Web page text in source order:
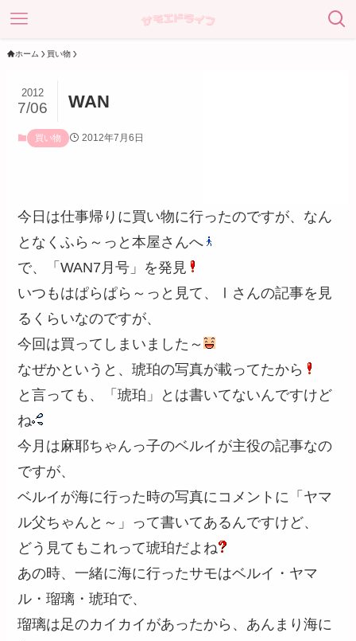
ホーム 買い物
WAN
2012
7/06
買い物 2012年7月6日
今日は仕事帰りに買い物に行ったのですが、なん
となくふら～っと本屋さんへ
で、「WAN7月号」を発見
いつもはぱらぱら～っと見て、Ⅰさんの記事を見
るくらいなのですが、
今回は買ってしまいました～
なぜかというと、琥珀の写真が載ってたから
と言っても、「琥珀」とは書いてないんですけど
ね
今月は麻耶ちゃんっ子のベルイが主役の記事なの
ですが、
ベルイが海に行った時の写真にコメントに「ヤマ
ル父ちゃんと～」って書いてあるんですけど、
どう見てもこれって琥珀だよね
あの時、一緒に海に行ったサモはベルイ・ヤマ
ル・瑠璃・琥珀で、
瑠璃は足のカイカイがあったから、あんまり海に